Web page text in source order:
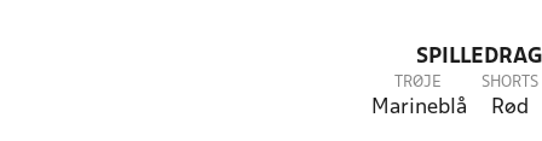
TRØJE
Marineblå
SHORTS
Rød